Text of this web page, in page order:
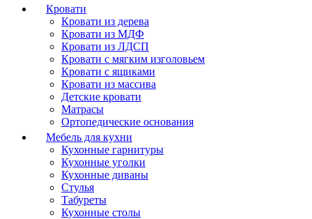
Кровати
Кровати из дерева
Кровати из МДФ
Кровати из ЛДСП
Кровати с мягким изголовьем
Кровати с ящиками
Кровати из массива
Детские кровати
Матрасы
Ортопедические основания
Мебель для кухни
Кухонные гарнитуры
Кухонные уголки
Кухонные диваны
Стулья
Табуреты
Кухонные столы